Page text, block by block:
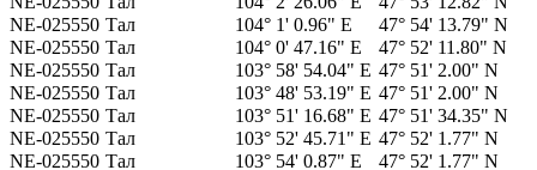
NE-025550 Тал 104° 1' 0.96" E
47° 54' 13.79" N
NE-025550 Тал 104° 0' 47.16" E
47° 52' 11.80" N
NE-025550 Тал 103° 58' 54.04" E 47° 51' 2.00" N
NE-025550 Тал 103° 48' 53.19" E 47° 51' 2.00" N
NE-025550 Тал 103° 51' 16.68" E 47° 51' 34.35" N
NE-025550 Тал 103° 52' 45.71" E 47° 52' 1.77" N
NE-025550 Тал 103° 54' 0.87" E
47° 52' 1.77" N